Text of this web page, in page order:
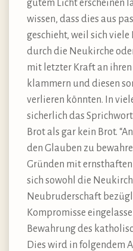
gutem Licht erscheinen
wissen, dass dies aus
geschieht, weil sich
durch die Neukirche
mit letzter Kraft an
klammern und diesen
verlieren könnten. In
sicherlich das
Brot als gar kein Brot.
den Glauben zu
Gründen mit
sich sowohl die
Neubruderschaft
Kompromisse
Bewahrung des
Dies wird in folgendem